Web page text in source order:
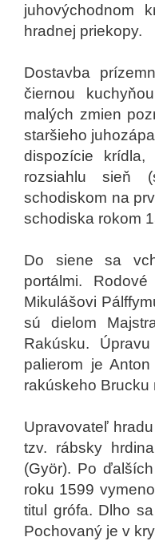
juhovýchodnom
hradnej priekopy.
Dostavba
čiernou
malých zmien
staršieho
dispozície
rozsiahlu sieň
schodiskom na
schodiska rokom
Do siene sa
portálmi.
Mikulášovi
sú dielom
Rakúsku.
palierom je
rakúskeho Brucku
Upravovateľ
tzv. rábsky
(Györ). Po
roku 1599
titul grófa. Dlho
Pochovaný je v